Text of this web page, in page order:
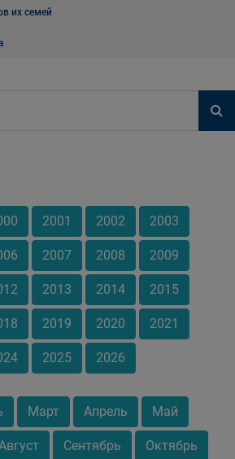
их семей
2001 2002 2003
2007 2008 2009
2013 2014 2015
2019 2020 2021
2025 2026
Март Апрель Май
Сентябрь Октябрь